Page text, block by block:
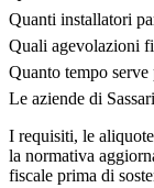
Quanti installatori
Quali agevolazioni
Quanto tempo serve
Le aziende di
I requisiti, le
la normativa
fiscale prima di